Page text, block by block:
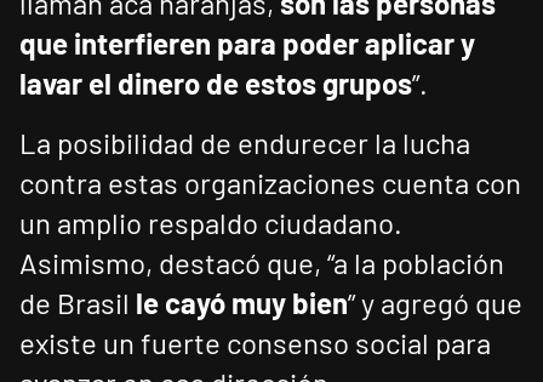
que interfieren para poder aplicar y
lavar el dinero de estos grupos”.
La posibilidad de endurecer la lucha
contra estas organizaciones cuenta con
un amplio respaldo ciudadano.
Asimismo, destacó que, “a la población
de Brasil le cayó muy bien” y agregó que
existe un fuerte consenso social para